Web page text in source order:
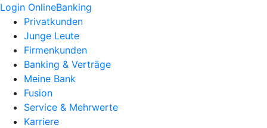
Login OnlineBanking
Privatkunden
Junge Leute
Firmenkunden
Banking & Verträge
Meine Bank
Fusion
Service & Mehrwerte
Karriere